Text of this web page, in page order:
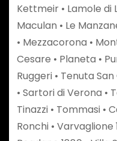
Kettmeir • Lamole di
Maculan • Le
• Mezzacorona •
Cesare • Planeta •
Ruggeri • Tenuta
• Sartori di Verona •
Tinazzi • Tommasi •
Ronchi • Varvaglione